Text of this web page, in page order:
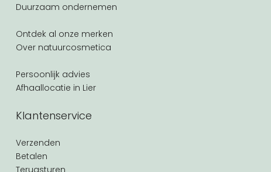
Duurzaam ondernemen
Ontdek al onze merken
Over natuurcosmetica
Persoonlijk advies
Afhaallocatie in Lier
Klantenservice
Verzenden
Betalen
Terugsturen